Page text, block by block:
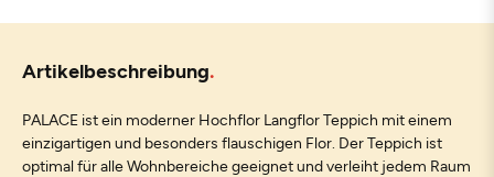
Artikelbeschreibung
PALACE ist ein moderner Hochflor Langflor Teppich mit einem
einzigartigen und besonders flauschigen Flor. Der Teppich ist
optimal für alle Wohnbereiche geeignet und verleiht jedem Raum